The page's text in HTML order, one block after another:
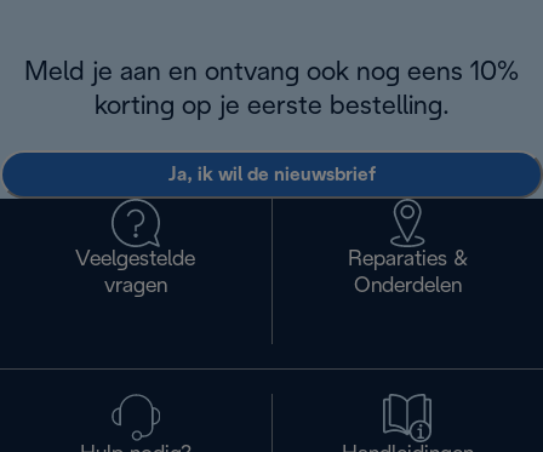
Meld je aan en ontvang ook nog eens 10%
korting op je eerste bestelling.
Ja, ik wil de nieuwsbrief
Veelgestelde
vragen
Reparaties &
Onderdelen